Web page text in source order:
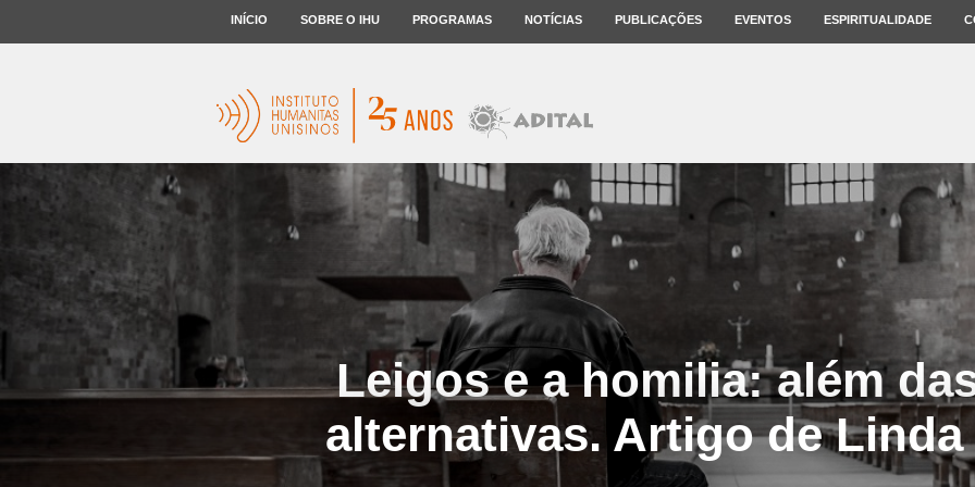
INÍCIO SOBRE O IHU PROGRAMAS NOTÍCIAS PUBLICAÇÕES EVENTOS ESPIRITUALIDADE
Leigos e a homilia: além
alternativas. Artigo de Linda